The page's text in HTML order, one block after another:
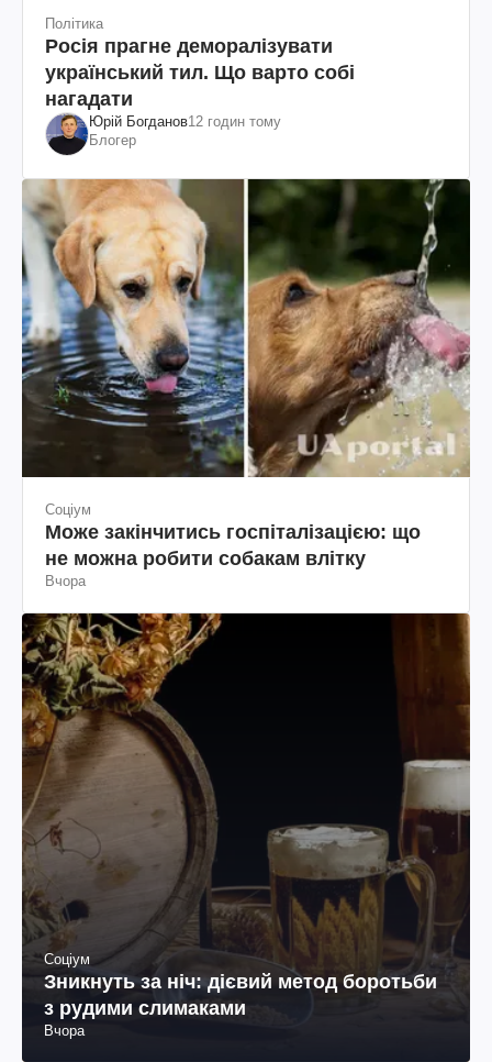
Політика
Росія прагне деморалізувати
український тил. Що варто собі
нагадати
Юрій Богданов12 годин тому
Блогер
Соціум
Може закінчитись госпіталізацією: що
не можна робити собакам влітку
Вчора
Соціум
Зникнуть за ніч: дієвий метод боротьби
з рудими слимаками
Вчора